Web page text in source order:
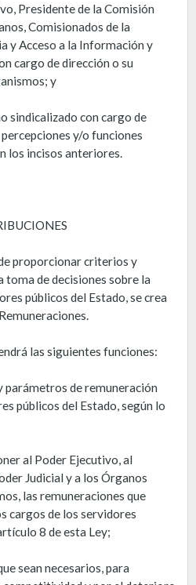
Presidente de la Comisión
Comisionados de la
y Acceso a la Información y
cargo de dirección o su
y
sindicalizado con cargo de
y/o funciones
los incisos anteriores.
proporcionar criterios y
toma de decisiones sobre la
públicos del Estado, se crea
las siguientes funciones:
parámetros de remuneración
públicos del Estado, según lo
al Poder Ejecutivo, al
Judicial y a los Órganos
las remuneraciones que
cargos de los servidores
8 de esta Ley;
sean necesarios, para